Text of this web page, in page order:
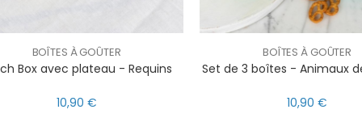
BOÎTES À GOÛTER
Box avec plateau - Requins
10,90 €
BOÎTES À GOÛTER
Set de 3 boîtes - Animaux
10,90 €